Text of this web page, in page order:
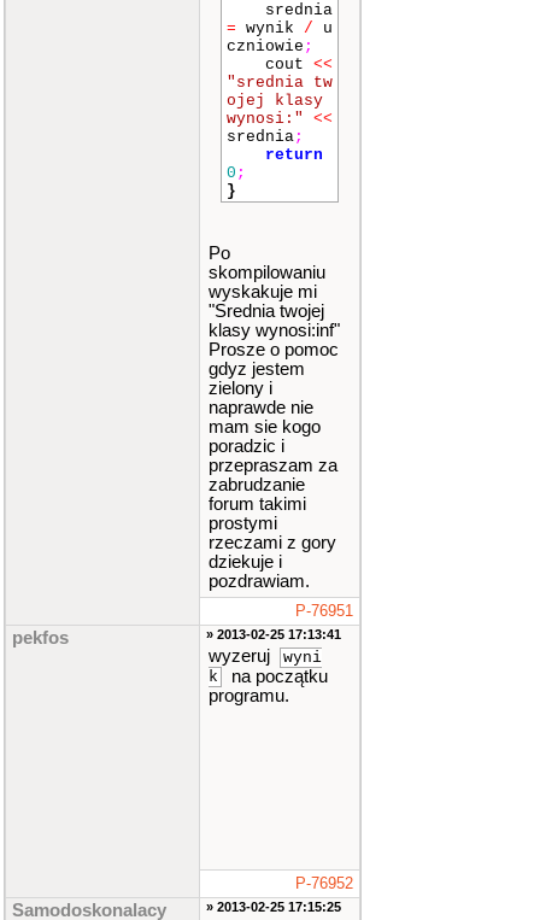
srednia
= wynik / u
czniowie ;
cout <<
"srednia tw
ojej klasy
wynosi:"
<<
srednia;
return
0 ;
}
Po
skompilowaniu
wyskakuje mi
"Srednia twojej
klasy wynosi:inf"
Prosze o pomoc
gdyz jestem
zielony i
naprawde nie
mam sie kogo
poradzic i
przepraszam za
zabrudzanie
forum takimi
prostymi
rzeczami z gory
dziekuje i
pozdrawiam.
P-76951
pekfos » 2013-02-25 17:13:41
wyzeruj
wyni
k
na początku
programu.
P-76952
Samodoskonalacy » 2013-02-25 17:15:25